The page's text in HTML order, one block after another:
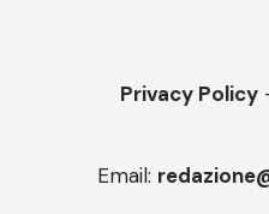
Privacy Policy
Email: